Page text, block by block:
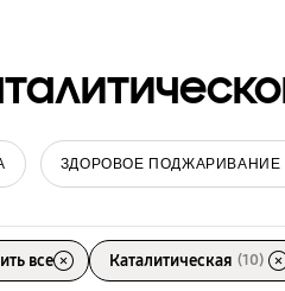
ЗДОРОВОЕ ПОДЖАРИВАНИЕ
все Каталитическая (10)